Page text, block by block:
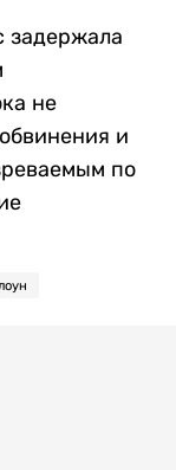
задержала
не
и
по